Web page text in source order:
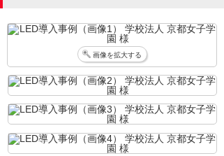
画像を拡大する